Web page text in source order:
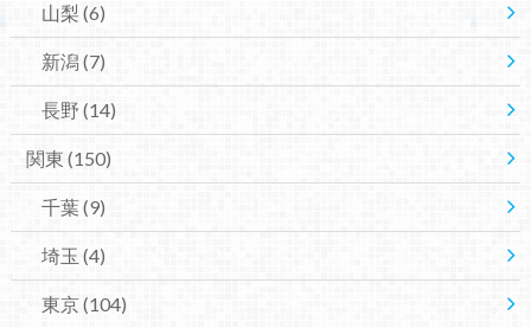
山梨 (6)
新潟 (7)
長野 (14)
関東 (150)
千葉(9)
埼玉 (4)
東京(104)